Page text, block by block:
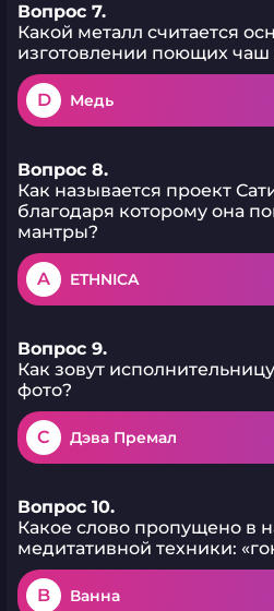
Вопрос 7.
Какой металл считается
изготовлении поющих чаш
D Медь
Вопрос 8.
Как называется проект
благодаря которому она
мантры?
A ETHNICA
Вопрос 9.
Как зовут
фото?
C Дэва Премал
Вопрос 10.
Какое слово пропущено в
медитативной техники:
B Ванна